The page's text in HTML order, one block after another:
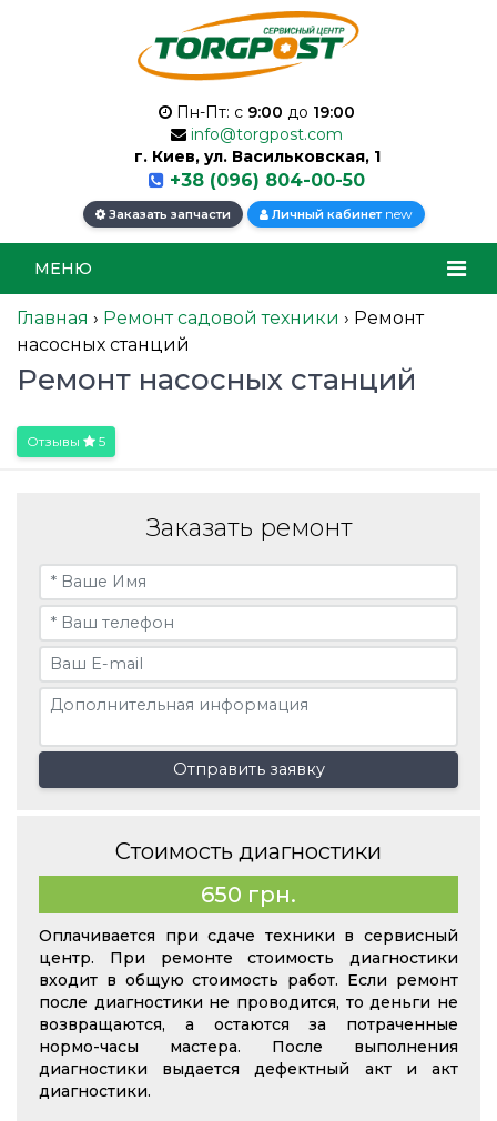
Пн-Пт: с 9:00 до 19:00
info@torgpost.com
г. Киев, ул. Васильковская, 1
+38 (096) 804-00-50
Заказать запчасти Личный кабинет new
МЕНЮ
Главная › Ремонт садовой техники › Ремонт
насосных станций
Ремонт насосных станций
Отзывы 5
Заказать ремонт
Отправить заявку
Стоимость диагностики
650 грн.
Оплачивается при сдаче техники в сервисный
центр. При ремонте стоимость диагностики
входит в общую стоимость работ. Если ремонт
после диагностики не проводится, то деньги не
возвращаются, а остаются за потраченные
нормо-часы мастера. После выполнения
диагностики выдается дефектный акт и акт
диагностики.